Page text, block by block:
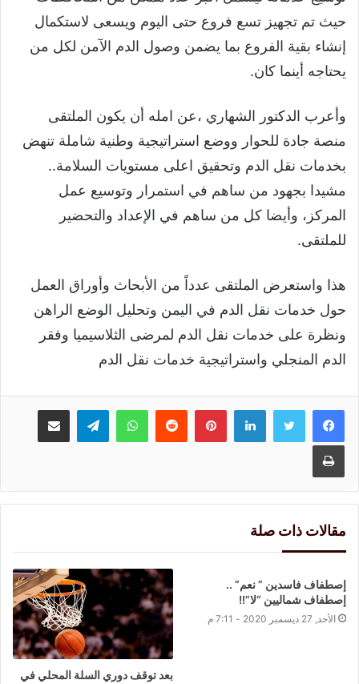
حيث تم تجهيز تسع فروع حتى اليوم ويسعى لاستكمال
إنشاء بقية الفروع بما يضمن وصول الدم الآمن لكل من
يحتاجه أينما كان.
وأعرب الدكتور الشهاري ،عن امله أن يكون الملتقى
منصة جادة للحوار ووضع استراتيجية وطنية شاملة تنهض
بخدمات نقل الدم وتحقيق اعلى مستويات السلامة..
مشيدا بجهود من ساهم في استمرار وتوسيع عمل
المركز، وأيضا كل من ساهم في الإعداد والتحضير
للملتقى.
هذا واستعرض الملتقى عدداً من الأبحاث وأوراق العمل
حول خدمات نقل الدم في اليمن وتحليل الوضع الراهن
ونظرة على خدمات نقل الدم لمرضى الثلاسيميا وفقر
الدم المنجلي واستراتيجية خدمات نقل الدم
لينكدإنبينتيريست واتسابتيلقرام مشاركة عبر البريد
طباعة
مقالات ذات صلة
إصطفاف فاسدين ” نعم” ..
إصطفاف شماليين “لا”!!
الأحد, 27 ديسمبر 2020 - 7:11 م
بعد توقف دوري السلة المحلي في